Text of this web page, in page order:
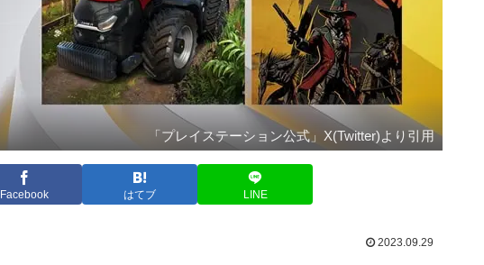
「プレイステーション公式」X(Twitter)より引用
Facebook はてブ LINE
2023.09.29